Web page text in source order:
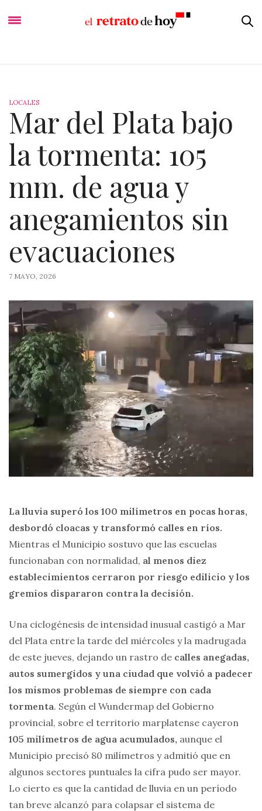
LOCALES
Mar del Plata bajo
la tormenta: 105
mm. de agua y
anegamientos sin
evacuaciones
7 MAYO, 2026
La lluvia superó los 100 milímetros en pocas horas,
desbordó cloacas y transformó calles en ríos.
Mientras el Municipio sostuvo que las escuelas
funcionaban con normalidad, al menos diez
establecimientos cerraron por riesgo edilicio y los
gremios dispararon contra la decisión.
Una ciclogénesis de intensidad inusual castigó a Mar
del Plata entre la tarde del miércoles y la madrugada
de este jueves, dejando un rastro de calles anegadas,
autos sumergidos y una ciudad que volvió a padecer
los mismos problemas de siempre con cada
tormenta. Según el Wundermap del Gobierno
provincial, sobre el territorio marplatense cayeron
105 milímetros de agua acumulados, aunque el
Municipio precisó 80 milímetros y admitió que en
algunos sectores puntuales la cifra pudo ser mayor.
Lo cierto es que la cantidad de lluvia en un período
tan breve alcanzó para colapsar el sistema de